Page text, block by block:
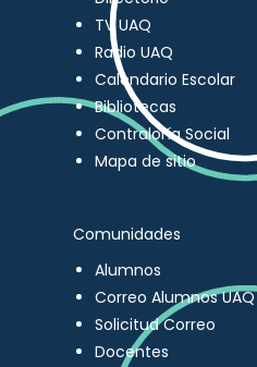
TV UAQ
Radio UAQ
Calendario Escolar
Bibliotecas
Contraloría Social
Mapa de sitio
Comunidades
Alumnos
Correo Alumnos UAQ
Solicitud Correo
Docentes